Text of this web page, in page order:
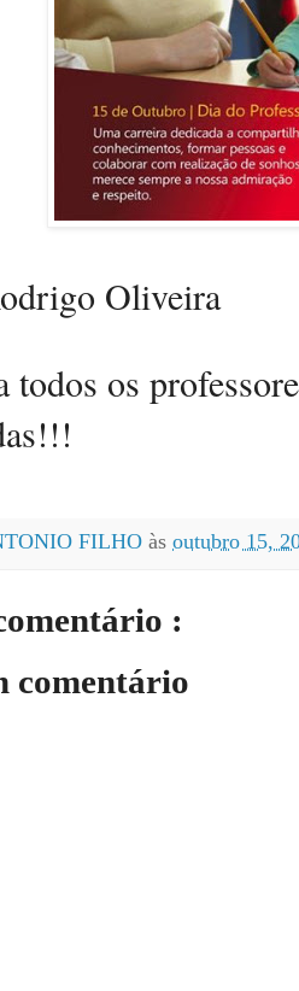
Oliveira
todos os
FILHO às outubro 15,
:
comentário